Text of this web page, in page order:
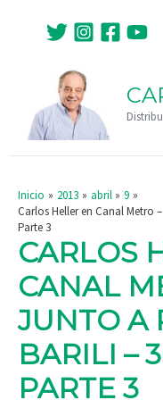
contenido
Inicio 2013 abril
9
Carlos Heller en Canal Metro
Parte 3
CARLOS
CANAL
JUNTO A
BARILI –
PARTE 3
entradas